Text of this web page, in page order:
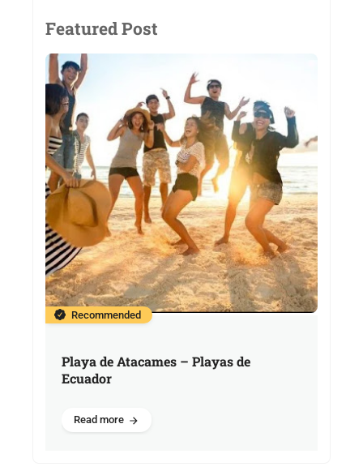
Featured Post
Recommended
Playa de Atacames – Playas de
Ecuador
Read more